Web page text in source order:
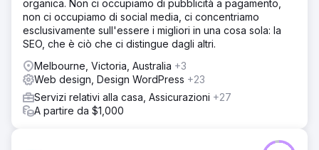
Soluzione
Abbiamo sviluppato una soluzione di eCommerce
personalizzata che includeva un design completamente
reattivo, strumenti avanzati di personalizzazione del
prodotto e un'integrazione fluida con i sistemi di gestione
degli ordini e dell'inventario del cliente. La piattaforma è
stata creata concentrandosi sull'esperienza utente,
garantendo facilità d'uso per i clienti di qualsiasi
background tecnico. Abbiamo anche implementato una
organica. Non ci occupiamo di pubblicità a pagamento,
non ci occupiamo di social media, ci concentriamo
esclusivamente sull'essere i migliori in una cosa sola: la
SEO, che è ciò che ci distingue dagli altri.
Melbourne, Victoria, Australia +3
Web design, Design WordPress +23
Servizi relativi alla casa, Assicurazioni +27
A partire da $1,000